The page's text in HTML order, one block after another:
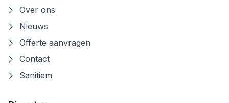
Over ons
Nieuws
Offerte aanvragen
Contact
Sanitiem